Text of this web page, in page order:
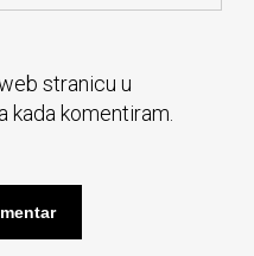
stranicu u
kada komentiram.